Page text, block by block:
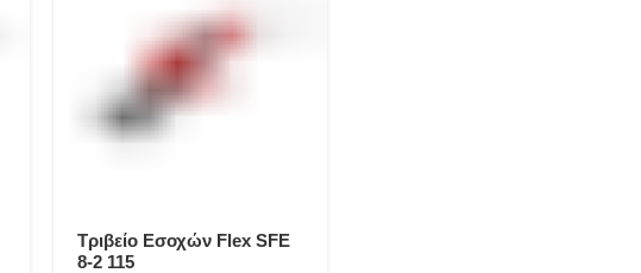
Τριβείο Εσοχών Flex SFE
8-2 115